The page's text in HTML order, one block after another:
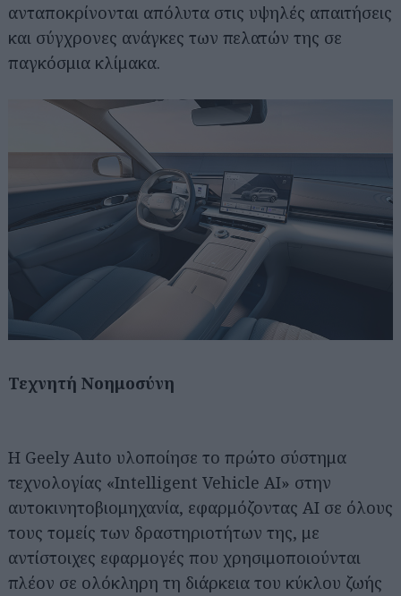
ανταποκρίνονται απόλυτα στις υψηλές απαιτήσεις
και σύγχρονες ανάγκες των πελατών της σε
παγκόσμια κλίμακα.
Τεχνητή Νοημοσύνη
Η Geely Auto υλοποίησε το πρώτο σύστημα
τεχνολογίας «Intelligent Vehicle AI» στην
αυτοκινητοβιομηχανία, εφαρμόζοντας AI σε όλους
τους τομείς των δραστηριοτήτων της, με
αντίστοιχες εφαρμογές που χρησιμοποιούνται
πλέον σε ολόκληρη τη διάρκεια του κύκλου ζωής